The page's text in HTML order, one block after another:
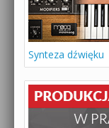
Synteza dźwięku